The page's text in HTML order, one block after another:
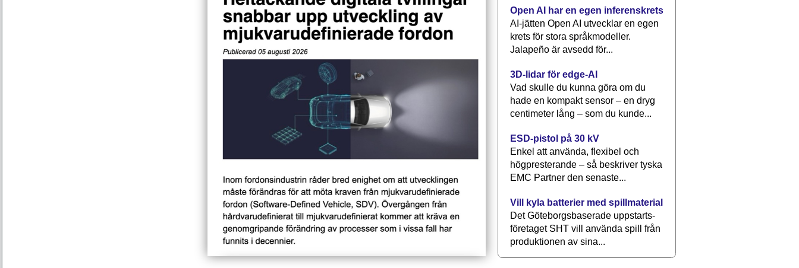
Open AI har en egen inferenskrets
AI-jätten Open AI utvecklar en egen
krets för stora språkmodeller.
Jalapeño är avsedd för...
3D-lidar för edge-AI
Vad skulle du kunna göra om du
hade en kompakt sensor – en dryg
centimeter lång – som du kunde...
ESD-pistol på 30 kV
Enkel att använda, flexibel och
högpresterande – så beskriver tyska
EMC Partner den senaste...
Vill kyla batterier med spillmaterial
Det Göteborgsbaserade upp­starts­
företaget SHT vill använda spill från
produktionen av sina...